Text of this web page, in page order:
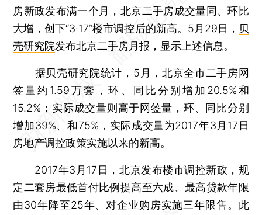
房新政发布满一个月，北京二手房成交量同、环比
大增，创下“3·17”楼市调控后的新高。5月29日， 贝
壳研究院发布北京二手房月报，显示上述信息。
据贝壳研究院统计，5月，北京全市二手房网
签量约1.59万套，环、同比分别增加20.5%和
15.2%；实际成交量则高于网签量，环、同比分别
增加39%、和75%，实际成交量为2017年3月17日
房地产调控政策实施以来的新高。
2017年3月17日，北京发布楼市调控新政，规
定二套房最低首付比例提高至六成、最高贷款年限
由30年降至25年、对企业购房实施三年限售。此